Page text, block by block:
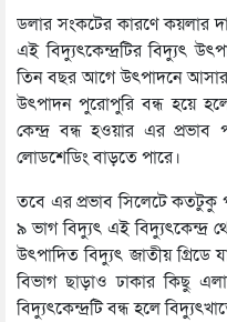
ডলার সংকটের কারণে কয়লার
এই বিদ্যুৎকেন্দ্রটির বিদ্যুৎ
তিন বছর আগে উৎপাদনে আসার
উৎপাদন পুরোপুরি বন্ধ হয়ে
কেন্দ্র বন্ধ হওয়ার এর প্রভাব
লোডশেডিং বাড়তে পারে।
তবে এর প্রভাব সিলেটে কতটুকু
৯ ভাগ বিদ্যুৎ এই বিদ্যুৎকেন্দ্র
উৎপাদিত বিদ্যুৎ জাতীয় গ্রিডে
বিভাগ ছাড়াও ঢাকার কিছু
বিদ্যুৎকেন্দ্রটি বন্ধ হলে